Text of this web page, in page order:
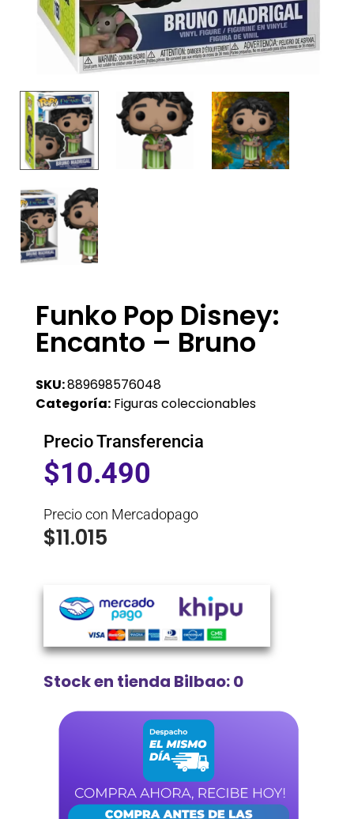
Funko Pop Disney:
Encanto – Bruno
SKU:889698576048
Categoría: Figuras coleccionables
Precio Transferencia
$10.490
Precio con Mercadopago
$11.015
Stock en tienda Bilbao: 0